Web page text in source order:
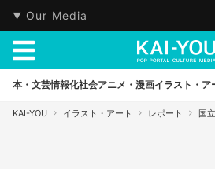
Our Media
本・文芸情報化社会アニメ・漫画イラスト・ア
KAI-YOU イラスト・アート レポート 国